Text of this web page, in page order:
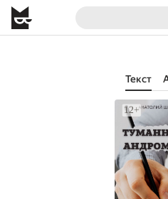
Текст